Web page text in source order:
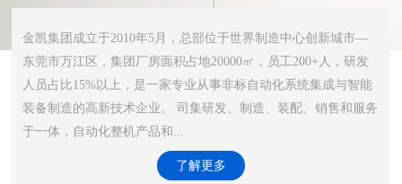
金凯集团成立于2010年5月，总部位于世界制造中心创新城市—
东莞市万江区，集团厂房面积占地20000㎡，员工200+人，研发
人员占比15%以上，是一家专业从事非标自动化系统集成与智能
装备制造的高新技术企业。 司集研发、制造、装配、销售和服务
于一体，自动化整机产品和...
了解更多